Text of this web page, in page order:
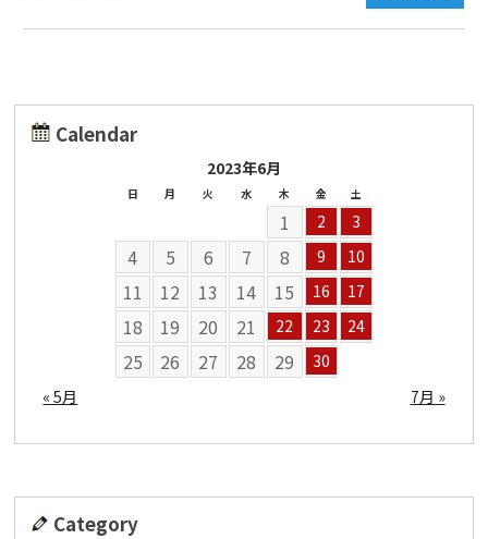
Calendar
2023年6月
日 月 火 水 木 金 土
1 2 3
4 5 6 7 8 9 10
11 12 13 14 15 16 17
18 19 20 21 22 23 24
25 26 27 28 29
30
« 5月
7月 »
Category